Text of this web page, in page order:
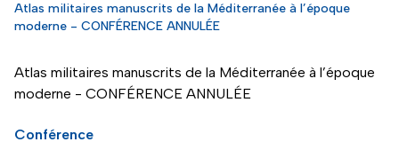
Atlas militaires manuscrits de la Méditerranée à l’époque
moderne - CONFÉRENCE ANNULÉE
Atlas militaires manuscrits de la Méditerranée à l’époque
moderne - CONFÉRENCE ANNULÉE
Conférence